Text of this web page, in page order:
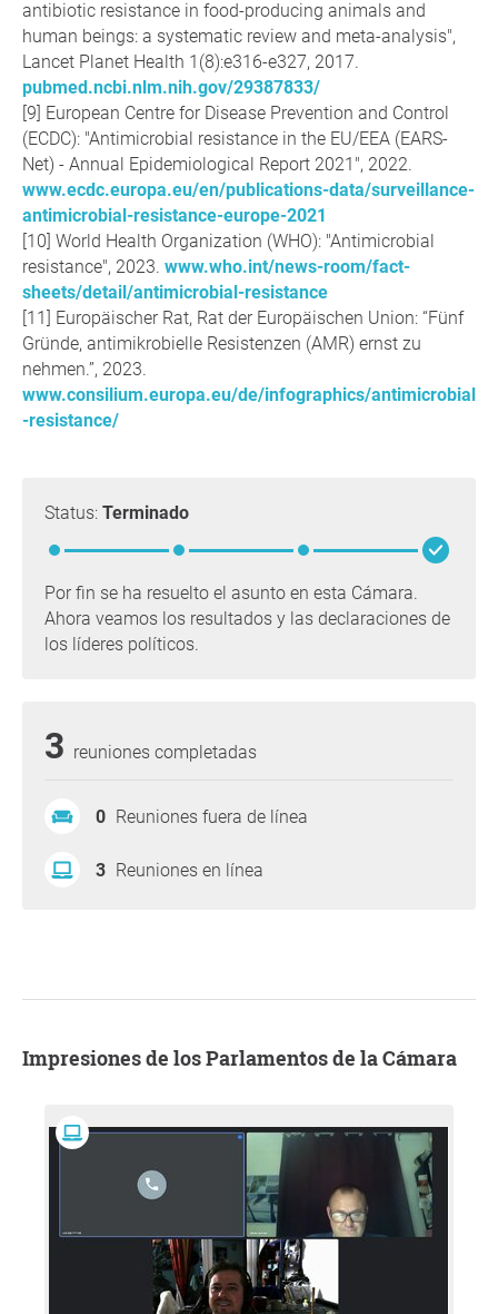
antibiotic resistance in food-producing animals and
human beings: a systematic review and meta-analysis",
Lancet Planet Health 1(8):e316-e327, 2017.
pubmed.ncbi.nlm.nih.gov/29387833/
European Centre for Disease Prevention and Control
(ECDC): "Antimicrobial resistance in the EU/EEA (EARS-
Net) - Annual Epidemiological Report 2021", 2022.
www.ecdc.europa.eu/en/publications-data/surveillance-
antimicrobial-resistance-europe-2021
World Health Organization (WHO): "Antimicrobial
resistance", 2023. www.who.int/news-room/fact-
sheets/detail/antimicrobial-resistance
Europäischer Rat, Rat der Europäischen Union: “Fünf
Gründe, antimikrobielle Resistenzen (AMR) ernst zu
nehmen.”, 2023.
www.consilium.europa.eu/de/infographics/antimicrobial
-resistance/
Status: Terminado
Por fin se ha resuelto el asunto en esta Cámara.
Ahora veamos los resultados y las declaraciones de
los líderes políticos.
3 reuniones completadas
0 Reuniones fuera de línea
3 Reuniones en línea
Impresiones de los Parlamentos de la Cámara